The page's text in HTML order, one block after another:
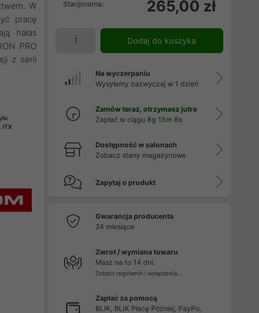
W
pracę
hałas
PRO
z serii
ITX
Stacjonarna: 265,00 zł
Dodaj do koszyka
Na wyczerpaniu
Wysyłamy zazwyczaj w 1 dzień
Zamów teraz, otrzymasz jutro
Zapłać w ciągu 8g 15m 7s
Dostępność w salonach
Zobacz stany magazynowe
Zapytaj o produkt
Gwarancja producenta
24 miesiące
Zwrot / wymiana towaru
Masz na to 14 dni.
Zobacz regulamin i wyłączenia...
Zapłać za pomocą
BLIK, BLIK Płacę Później, PayPo,